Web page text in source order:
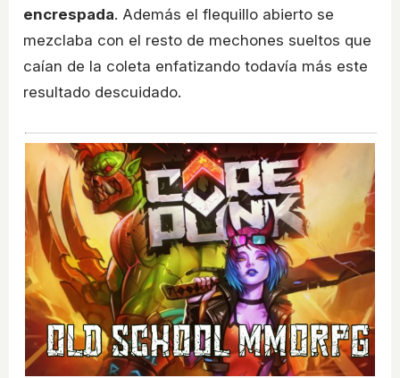
encrespada. Además el flequillo abierto se
mezclaba con el resto de mechones sueltos que
caían de la coleta enfatizando todavía más este
resultado descuidado.